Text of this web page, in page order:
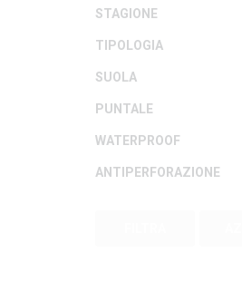
Unisex
STAGIONE
Multistagione
TIPOLOGIA
Mid
SUOLA
Gomma + intersuola in
PUNTALE
Composito
WATERPROOF
Waterproof (5)
ANTIPERFORAZIONE